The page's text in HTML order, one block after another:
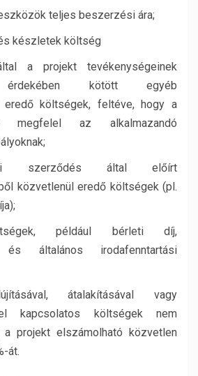
teljes beszerzési ára;
készletek költség
a projekt tevékenységeinek
érdekében kötött egyéb
eredő költségek, feltéve, hogy a
megfelel az alkalmazandó
szerződés által előírt
közvetlenül eredő költségek (pl.
például bérleti díj,
és általános irodafenntartási
átalakításával vagy
kapcsolatos költségek nem
a projekt elszámolható közvetlen
át.